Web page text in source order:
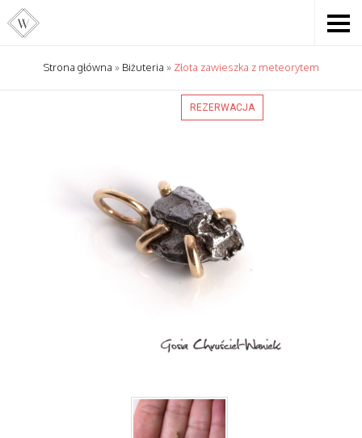
Strona główna » Biżuteria » Złota zawieszka z meteorytem
REZERWACJA